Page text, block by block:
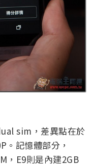
sim，差異點在於
。記憶體部分，
，E9則是內建2GB